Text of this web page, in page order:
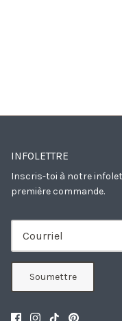
INFOLETTRE
Inscris-toi à notre
première commande.
Soumettre